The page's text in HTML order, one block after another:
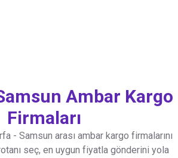
Ambar Kargo
Firmaları
- Samsun arası ambar kargo firmalarını
seç, en uygun fiyatla gönderini yola